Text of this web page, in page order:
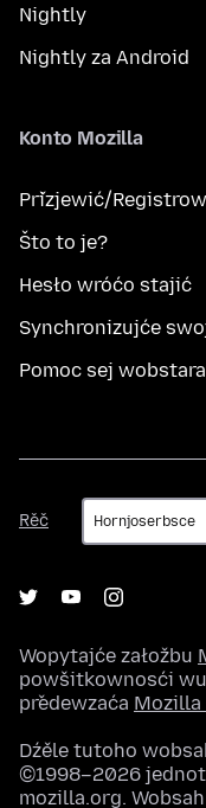
Nightly
Nightly za Android
Konto Mozilla
Přizjewić/
Što to je?
Hesło wróćo stajić
Synchronizujće
Pomoc sej
Rěč
Rěč
Wopytajće załožbu
powšitkownosći
předewzaća Mozilla
Dźěle tutoho
©1998–2026
mozilla.org.